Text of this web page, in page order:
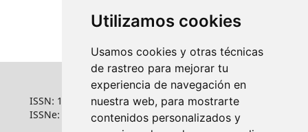
Utilizamos cookies
Usamos cookies y otras técnicas
de rastreo para mejorar tu
experiencia de navegación en
nuestra web, para mostrarte
contenidos personalizados y
ISSN: 1022-6508
ISSNe: 1681-5653